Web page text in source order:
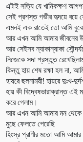
এটাই সত্যি যে খানিকক্ষণ
সেই প্রশস্ত গভীর হৃদয়ে বয়ে
এমনই এক রাতেই তো আমি বুকে
আর এখন আমি আমার জীবনের
আর সেইসব ন্যাকান্যাকা
নিজেকে সদা প্রস্তুত
কিন্তু হায় শেষ রক্ষা হল না,
হায়রে ছলনাময়ী! হায়রে দুঃখ-
হায় কী বিদ্বেষভারাক্রান্ত
করে গেলাম।
আর এখন আমি আমার মন থেকে
মুছে ফেলতে পেরেছি
হিংস্র প্রাণীর মতো আমি